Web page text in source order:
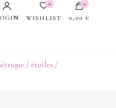
0
WISHLIST
0
0,00 €
/ étoiles /